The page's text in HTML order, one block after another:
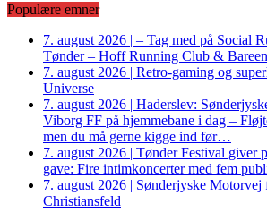
Populære emner
7. august 2026 | – Tag med på Social
Tønder – Hoff Running Club & Bareen
7. august 2026 | Retro-gaming og
Universe
7. august 2026 | Haderslev:
Viborg FF på hjemmebane i dag –
men du må gerne kigge ind før…
7. august 2026 | Tønder Festival giver
gave: Fire intimkoncerter med fem
7. august 2026 | Sønderjyske Motorvej
Christiansfeld